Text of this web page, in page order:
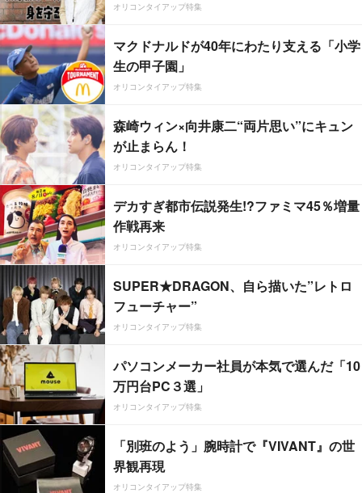
オリコンタイアップ特集
マクドナルドが40年にわたり支える「小学
生の甲子園」
オリコンタイアップ特集
森崎ウィン×向井康二“両片思い”にキュン
が止まらん！
オリコンタイアップ特集
デカすぎ都市伝説発生!?ファミマ45％増量
作戦再来
オリコンタイアップ特集
SUPER★DRAGON、自ら描いた”レトロ
フューチャー”
オリコンタイアップ特集
パソコンメーカー社員が本気で選んだ「10
万円台PC３選」
オリコンタイアップ特集
「別班のよう」腕時計で『VIVANT』の世
界観再現
オリコンタイアップ特集